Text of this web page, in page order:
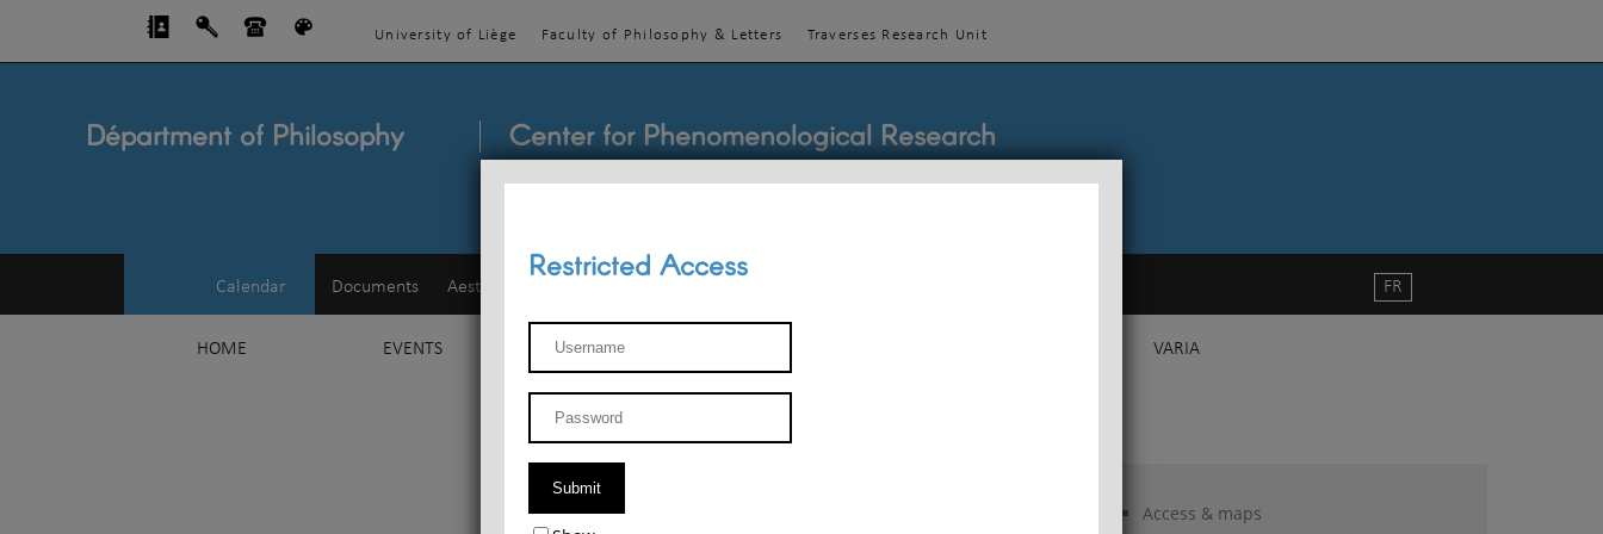
University of Liège Faculty of Philosophy & Letters Traverses Research Unit
Départment of Philosophy Center for Phenomenological Research
Calendar Documents Aesthetics
HOME EVENTS TEACHINGS VARIA
FR
Access & maps
Restricted Access